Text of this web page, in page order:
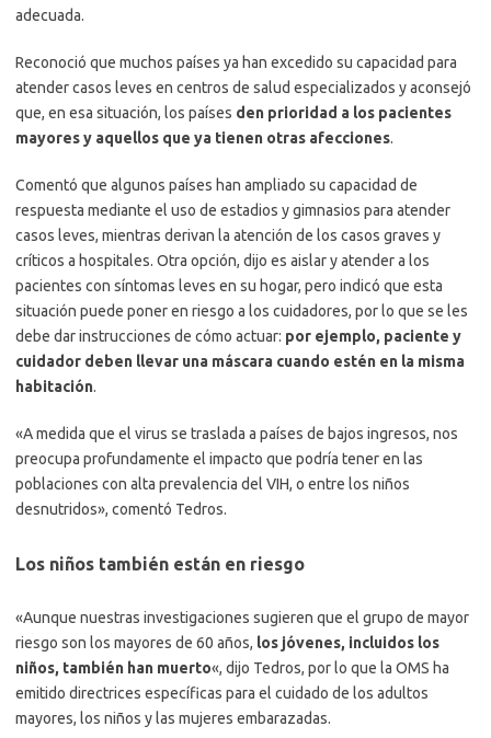
adecuada.
Reconoció que muchos países ya han excedido su capacidad para
atender casos leves en centros de salud especializados y aconsejó
que, en esa situación, los países den prioridad a los pacientes
mayores y aquellos que ya tienen otras afecciones.
Comentó que algunos países han ampliado su capacidad de
respuesta mediante el uso de estadios y gimnasios para atender
casos leves, mientras derivan la atención de los casos graves y
críticos a hospitales. Otra opción, dijo es aislar y atender a los
pacientes con síntomas leves en su hogar, pero indicó que esta
situación puede poner en riesgo a los cuidadores, por lo que se les
debe dar instrucciones de cómo actuar: por ejemplo, paciente y
cuidador deben llevar una máscara cuando estén en la misma
habitación.
«A medida que el virus se traslada a países de bajos ingresos, nos
preocupa profundamente el impacto que podría tener en las
poblaciones con alta prevalencia del VIH, o entre los niños
desnutridos», comentó Tedros.
Los niños también están en riesgo
«Aunque nuestras investigaciones sugieren que el grupo de mayor
riesgo son los mayores de 60 años, los jóvenes, incluidos los
niños, también han muerto«, dijo Tedros, por lo que la OMS ha
emitido directrices específicas para el cuidado de los adultos
mayores, los niños y las mujeres embarazadas.